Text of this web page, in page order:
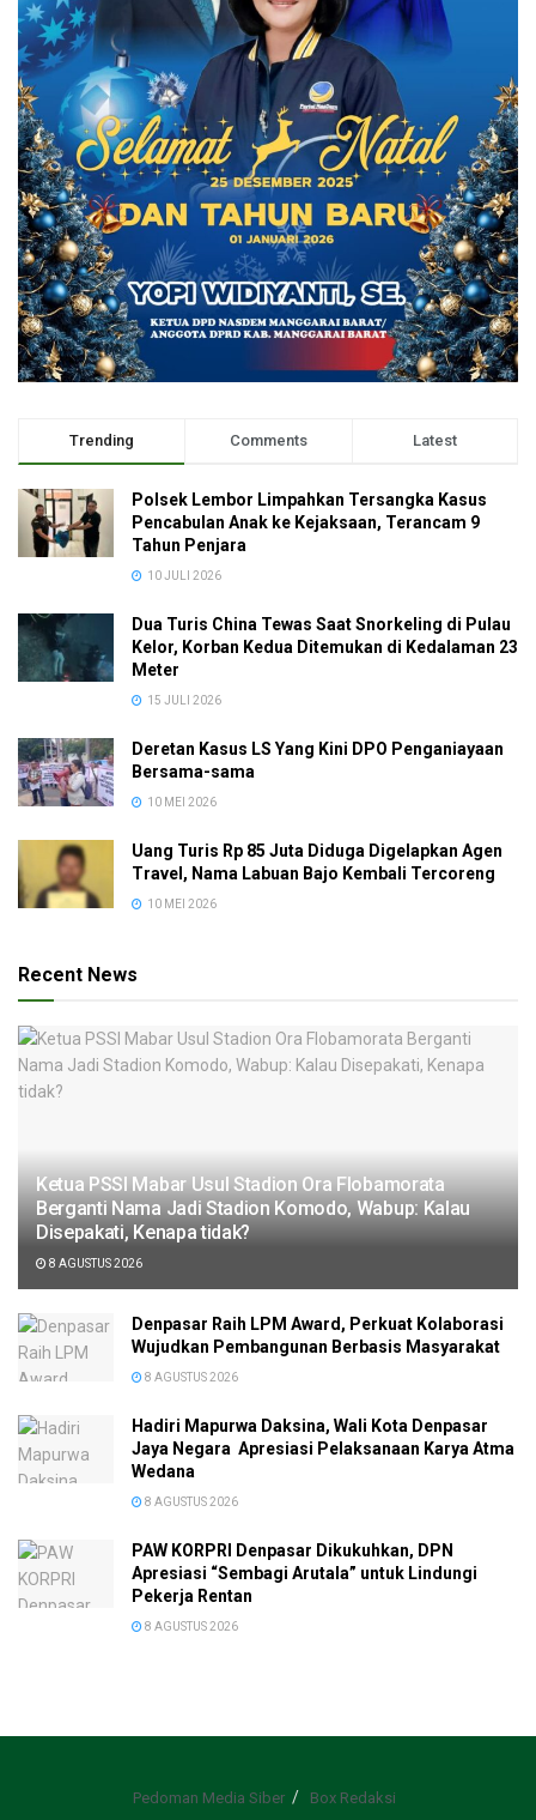
Trending Comments Latest
Polsek Lembor Limpahkan Tersangka Kasus
Pencabulan Anak ke Kejaksaan, Terancam 9
Tahun Penjara
10 JULI 2026
Dua Turis China Tewas Saat Snorkeling di Pulau
Kelor, Korban Kedua Ditemukan di Kedalaman 23
Meter
15 JULI 2026
Deretan Kasus LS Yang Kini DPO Penganiayaan
Bersama-sama
10 MEI 2026
Uang Turis Rp 85 Juta Diduga Digelapkan Agen
Travel, Nama Labuan Bajo Kembali Tercoreng
10 MEI 2026
Recent News
Ketua PSSI Mabar Usul Stadion Ora Flobamorata
Berganti Nama Jadi Stadion Komodo, Wabup: Kalau
Disepakati, Kenapa tidak?
8 AGUSTUS 2026
Denpasar Raih LPM Award, Perkuat Kolaborasi
Wujudkan Pembangunan Berbasis Masyarakat
8 AGUSTUS 2026
Hadiri Mapurwa Daksina, Wali Kota Denpasar
Jaya Negara Apresiasi Pelaksanaan Karya Atma
Wedana
8 AGUSTUS 2026
PAW KORPRI Denpasar Dikukuhkan, DPN
Apresiasi “Sembagi Arutala” untuk Lindungi
Pekerja Rentan
8 AGUSTUS 2026
Pedoman Media Siber Box Redaksi